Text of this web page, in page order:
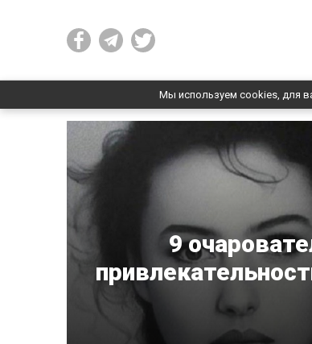
Мы используем cookies, для
9